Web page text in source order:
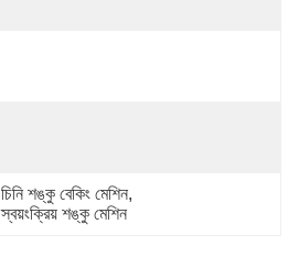
চিনি শঙ্কু বেকিং মেশিন,
স্বয়ংক্রিয় শঙ্কু মেশিন